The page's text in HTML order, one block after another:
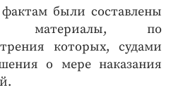
были составлены
материалы, по
которых, судами
о мере наказания